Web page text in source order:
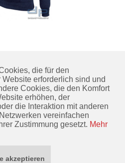
DETAILS
die für den
erforderlich sind und
Cookies, die den Komfort
erhöhen, der
die Interaktion mit anderen
vereinfachen
Zustimmung gesetzt. Mehr
akzeptieren